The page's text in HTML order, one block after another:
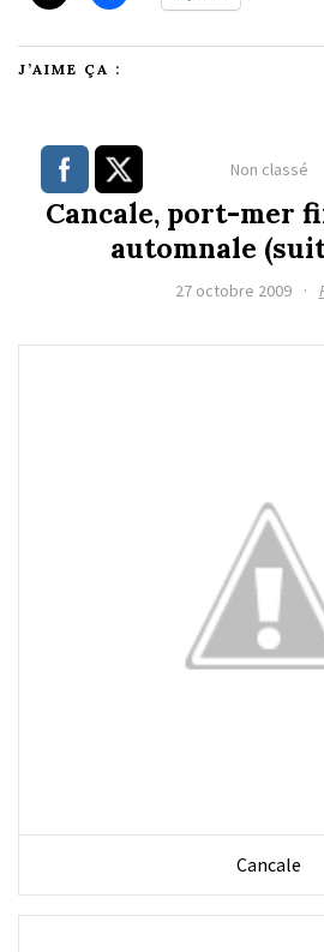
J’AIME ÇA :
Non classé
Cancale, port-mer
automnale
27 octobre 2009 ·
Cancale